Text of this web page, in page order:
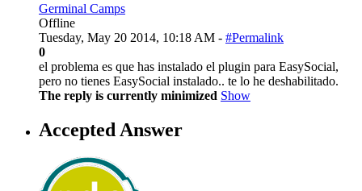
Germinal Camps
Offline
Tuesday, May 20 2014, 10:18 AM - #Permalink
0
el problema es que has instalado el plugin para EasySocial,
pero no tienes EasySocial instalado.. te lo he deshabilitado.
The reply is currently minimized Show
Accepted Answer